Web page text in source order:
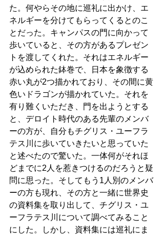
た。何やらその地に巡礼に出かけ、エ
ネルギーを分けてもらってくるとのこ
とだった。キャンパスの門に向かって
歩いていると、その方があるプレゼン
トを渡してくれた。それはエネルギー
が込められた鉢巻で、日本を象徴する
赤い丸が2つ描かれており、その間に黄
色いドラゴンが描かれていた。それを
有り難くいただき、門を出ようとする
と、デロイト時代のある先輩のメンバ
ーの方が、自分もチグリス・ユーフラ
テス川に歩いていきたいと思っていた
と述べたので驚いた。一体何がそれほ
どまでに2人を惹きつけるのだろうと疑
問に思った。そしてもう1人別のメンバ
ーの方も現れ、その方と一緒に世界史
の資料集を取り出して、チグリス・ユ
ーフラテス川について調べてみること
にした。しかし、資料集には巡礼にま